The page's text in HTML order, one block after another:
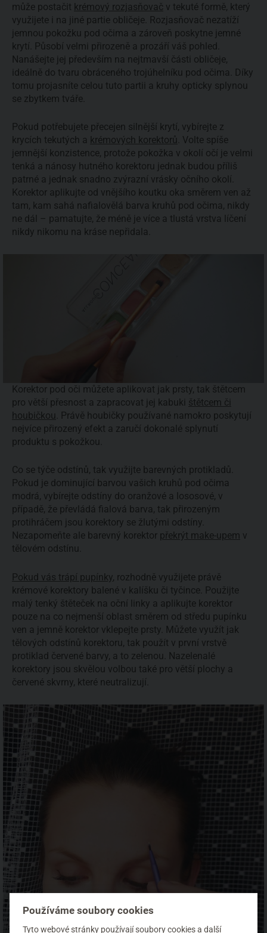
může postačit krémový rozjasňovač v tekuté formě, který
využijete i na jiné partie obličeje. Rozjasňovač nezatíží
jemnou pokožku pod očima a zároveň poskytne jemné
krytí. Působí velmi přirozeně a prozáří váš pohled.
Nanášejte jej především na nejtmavší části obličeje,
ideálně do tvaru obráceného trojúhelníku pod očima. Díky
tomu projasníte celou tuto partii a kruhy opticky splynou
se zbytkem tváře.
Pokud potřebujete přecejen silnější krytí, vybírejte z
krycích tekutých a krémových korektorů . Volte spíše
jemnější konzistence, protože pokožka v okolí očí je velmi
tenká a nánosy hutného korektoru jednak budou příliš
patrné a jednak snadno zvýrazní vrásky očního okolí.
Korektor aplikujte od vnějšího koutku oka směrem ven až
tam, kam sahá nafialovělá barva kruhů pod očima, nikdy
ne dál – pamatujte, že méně je více a tlustá vrstva líčení
nikdy nikomu na kráse nepřidala.
Korektor pod oči můžete aplikovat jak prsty, tak štětcem
pro větší přesnost a zapracovat jej kabuki štětcem či
houbičkou
. Právě houbičky používané namokro poskytují
nejvíce přirozený efekt a zaručí dokonalé splynutí
produktu s pokožkou.
Co se týče odstínů, tak využijte barevných protikladů.
Pokud je dominující barvou vašich kruhů pod očima
modrá, vybírejte odstíny do oranžové a lososové, v
případě, že převládá fialová barva, tak přirozeným
protihráčem jsou korektory se žlutými odstíny.
Nezapomeňte ale barevný korektor překrýt make-upem v
tělovém odstínu.
Pokud vás trápí pupínky, rozhodně využijete právě
krémové korektory balené v kalíšku či tyčince. Použijte
malý tenký štěteček na oční linky a aplikujte korektor
pouze na co nejmenší oblast směrem od středu pupínku
ven a jemně korektor vklepejte prsty. Můžete využít jak
tělových odstínů korektoru, tak použít v první vrstvě
protiklad červené barvy, a to zelenou. Nazelenalé
korektory jsou skvělou volbou také pro větší plochy a
červené skvrny, které neutralizují.
Používáme soubory cookies
Tyto webové stránky používají soubory cookies a další